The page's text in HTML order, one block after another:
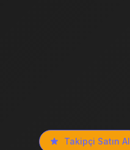
Takipçi Satın Al